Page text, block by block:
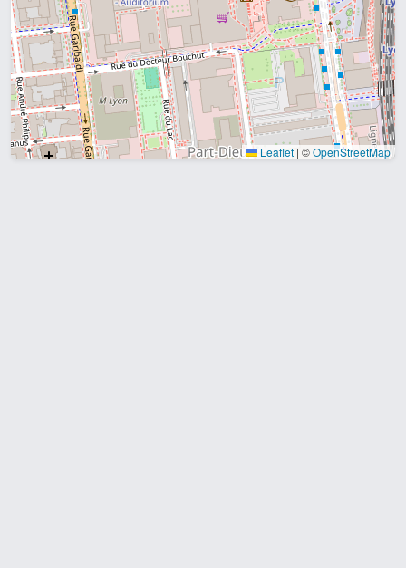
Leaflet | ©OpenStreetMap